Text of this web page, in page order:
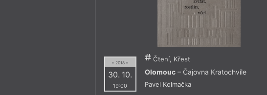
= 2018 =
30. 10.
19:00
Čtení, Křest
Olomouc – Čajovna Kratochvíle
Pavel Kolmačka